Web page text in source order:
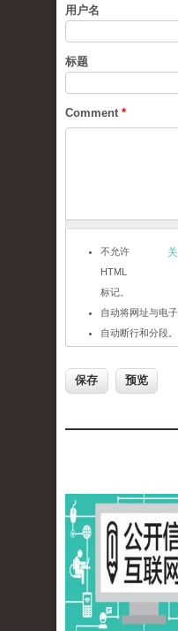
用户名
标题
Comment *
不允许
HTML
标记。
自动将网址与电
自动断行和分段。